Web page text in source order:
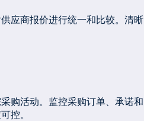
应商报价进行统一和比较。清晰
购活动。监控采购订单、承诺和
控。